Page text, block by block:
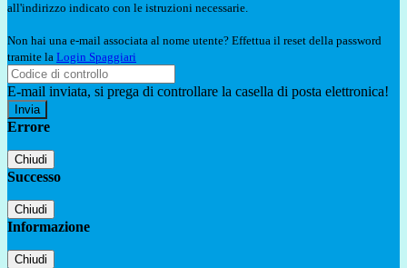
all'indirizzo indicato con le istruzioni necessarie.
Non hai una e-mail associata al nome utente? Effettua il reset della password
tramite la Login Spaggiari
E-mail inviata, si prega di controllare la casella di posta elettronica!
Errore
Chiudi
Successo
Chiudi
Informazione
Chiudi